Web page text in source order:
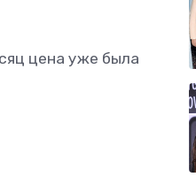
цена уже была